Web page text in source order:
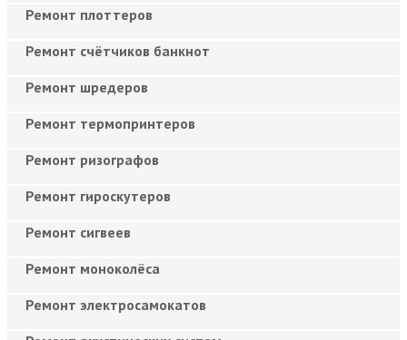
Ремонт плоттеров
Ремонт счётчиков банкнот
Ремонт шредеров
Ремонт термопринтеров
Ремонт ризографов
Ремонт гироскутеров
Ремонт сигвеев
Ремонт моноколёса
Ремонт электросамокатов